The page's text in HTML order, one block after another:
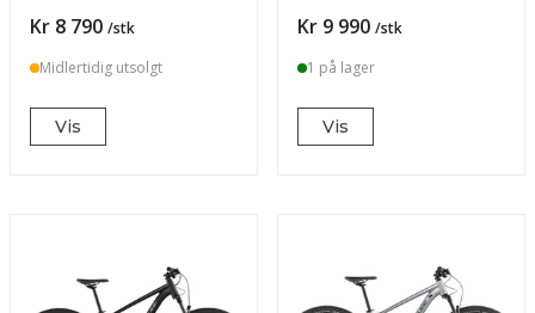
Pris
Kr 8 790 /stk
Midlertidig utsolgt
Vis
Pris
Kr 9 990 /stk
1 på lager
Vis